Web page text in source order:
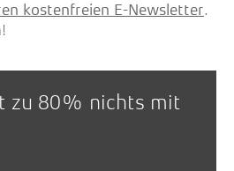
kostenfreien E-Newsletter.
zu 80% nichts mit